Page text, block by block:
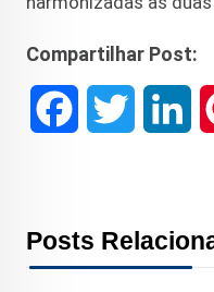
Compartilhar Post:
e t k
Posts